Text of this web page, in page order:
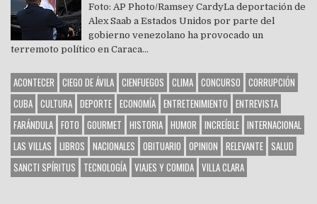
Foto: AP Photo/Ramsey CardyLa deportación de
Alex Saab a Estados Unidos por parte del
gobierno venezolano ha provocado un
terremoto político en Caraca...
ACONTECER CIEGO DE ÁVILA CIENFUEGOS CLIMA CONCURSO CORRUPCIÓN
CUBA CULTURA DEPORTE ECONOMÍA ENTRETENIMIENTO ENTREVISTA
FARÁNDULA FOTO GOURMET HISTORIA HUMOR INCREÍBLE INTERNACIONAL
LAS VILLAS LIBROS NACIONALES OBITUARIO OPINION RELEVANTE SALUD
SANCTI SPÍRITUS
TECNOLOGÍA VIAJES Y COMIDA VILLA CLARA